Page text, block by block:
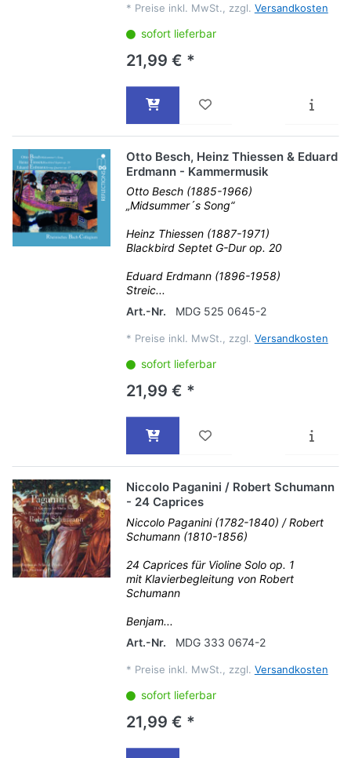
* Preise inkl. MwSt., zzgl. Versandkosten
sofort lieferbar
21,99 € *
Otto Besch, Heinz Thiessen & Eduard
Erdmann - Kammermusik
Otto Besch (1885-1966)
„Midsummer´s Song“
Heinz Thiessen (1887-1971)
Blackbird Septet G-Dur op. 20
Eduard Erdmann (1896-1958)
Streic...
Art.-Nr.
MDG 525 0645-2
* Preise inkl. MwSt., zzgl. Versandkosten
sofort lieferbar
21,99 € *
Niccolo Paganini / Robert Schumann
- 24 Caprices
Niccolo Paganini (1782-1840) / Robert
Schumann (1810-1856)
24 Caprices für Violine Solo op. 1
mit Klavierbegleitung von Robert
Schumann
Benjam...
Art.-Nr.
MDG 333 0674-2
* Preise inkl. MwSt., zzgl. Versandkosten
sofort lieferbar
21,99 € *